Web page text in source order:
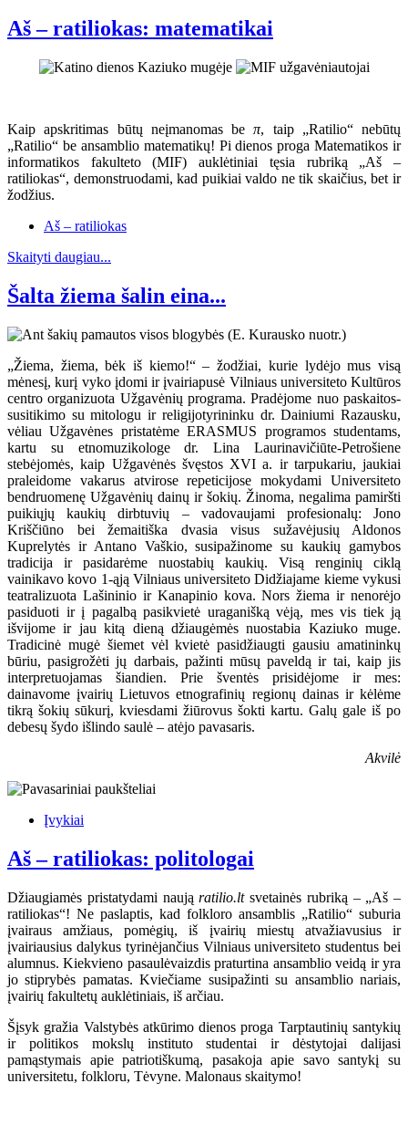
Aš – ratiliokas: matematikai
Kaip apskritimas būtų neįmanomas beπ, taip „Ratilio“ nebūtų
„Ratilio“ be ansamblio matematikų! Pi dienos proga Matematikos ir
informatikos fakulteto (MIF) auklėtiniai tęsia rubriką „Aš –
ratiliokas“, demonstruodami, kad puikiai valdo ne tik skaičius, bet ir
žodžius.
Aš – ratiliokas
Skaityti daugiau...
Šalta žiema šalin eina...
„Žiema, žiema, bėk iš kiemo!“ – žodžiai, kurie lydėjo mus visą
mėnesį, kurį vyko įdomi ir įvairiapusė Vilniaus universiteto Kultūros
centro organizuota Užgavėnių programa. Pradėjome nuo paskaitos-
susitikimo su mitologu ir religijotyrininku dr. Dainiumi Razausku,
vėliau Užgavėnes pristatėme ERASMUS programos studentams,
kartu su etnomuzikologe dr. Lina Laurinavičiūte-Petrošiene
stebėjomės, kaip Užgavėnės švęstos XVI a. ir tarpukariu, jaukiai
praleidome vakarus atvirose repeticijose mokydami Universiteto
bendruomenę Užgavėnių dainų ir šokių. Žinoma, negalima pamiršti
puikiųjų kaukių dirbtuvių – vadovaujami profesionalų: Jono
Kriščiūno bei žemaitiška dvasia visus sužavėjusių Aldonos
Kuprelytės ir Antano Vaškio, susipažinome su kaukių gamybos
tradicija ir pasidarėme nuostabių kaukių. Visą renginių ciklą
vainikavo kovo 1-ąją Vilniaus universiteto Didžiajame kieme vykusi
teatralizuota Lašininio ir Kanapinio kova. Nors žiema ir nenorėjo
pasiduoti ir į pagalbą pasikvietė uraganišką vėją, mes vis tiek ją
išvijome ir jau kitą dieną džiaugėmės nuostabia Kaziuko muge.
Tradicinė mugė šiemet vėl kvietė pasidžiaugti gausiu amatininkų
būriu, pasigrožėti jų darbais, pažinti mūsų paveldą ir tai, kaip jis
interpretuojamas šiandien. Prie šventės prisidėjome ir mes:
dainavome įvairių Lietuvos etnografinių regionų dainas ir kėlėme
tikrą šokių sūkurį, kviesdami žiūrovus šokti kartu. Galų gale iš po
debesų šydo išlindo saulė – atėjo pavasaris.
Akvilė
Įvykiai
Aš – ratiliokas: politologai
Džiaugiamės pristatydami naująratilio.ltsvetainės rubriką – „Aš –
ratiliokas“! Ne paslaptis, kad folkloro ansamblis „Ratilio“ suburia
įvairaus amžiaus, pomėgių, iš įvairių miestų atvažiavusius ir
įvairiausius dalykus tyrinėjančius Vilniaus universiteto studentus bei
alumnus. Kiekvieno pasaulėvaizdis praturtina ansamblio veidą ir yra
jo stiprybės pamatas. Kviečiame susipažinti su ansamblio nariais,
įvairių fakultetų auklėtiniais, iš arčiau.
Šįsyk gražia Valstybės atkūrimo dienos proga Tarptautinių santykių
ir politikos mokslų instituto studentai ir dėstytojai dalijasi
pamąstymais apie patriotiškumą, pasakoja apie savo santykį su
universitetu, folkloru, Tėvyne. Malonaus skaitymo!